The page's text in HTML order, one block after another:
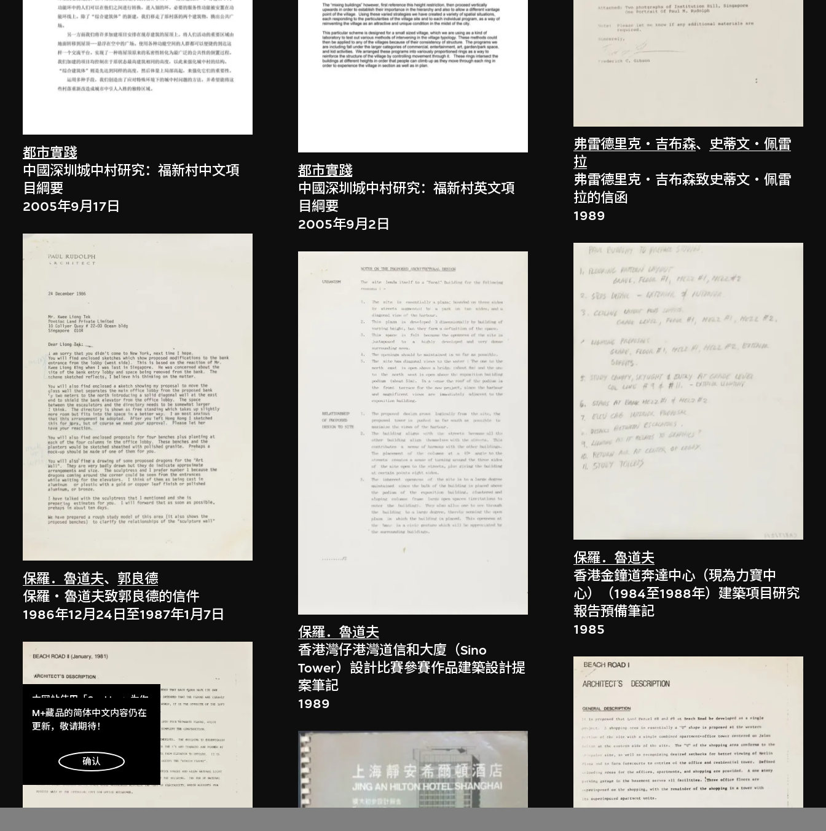
都市實踐
中國深圳城中村研究：福新村中文項
目綱要
2005年9月17日
保羅．魯道夫、 郭良德
保羅‧魯道夫致郭良德的信件
1986年12月24日至1987年1月7日
都市實踐
中國深圳城中村研究：福新村英文項
目綱要
2005年9月2日
保羅．魯道夫
香港灣仔港灣道信和大廈（Sino
Tower）設計比賽參賽作品建築設計提
案筆記
1989
弗雷德里克‧吉布森、 史蒂文‧佩雷
拉
弗雷德里克‧吉布森致史蒂文‧佩雷
拉的信函
1989
保羅．魯道夫
香港金鐘道奔達中心（現為力寶中
心）（1984至1988年）建築項目研究
報告預備筆記
1985
本网站使用「Cookies」为你
提供最好的网站体验。
了解更多
明白
M+藏品的简体中文内容仍在
更新，敬请期待！
确认